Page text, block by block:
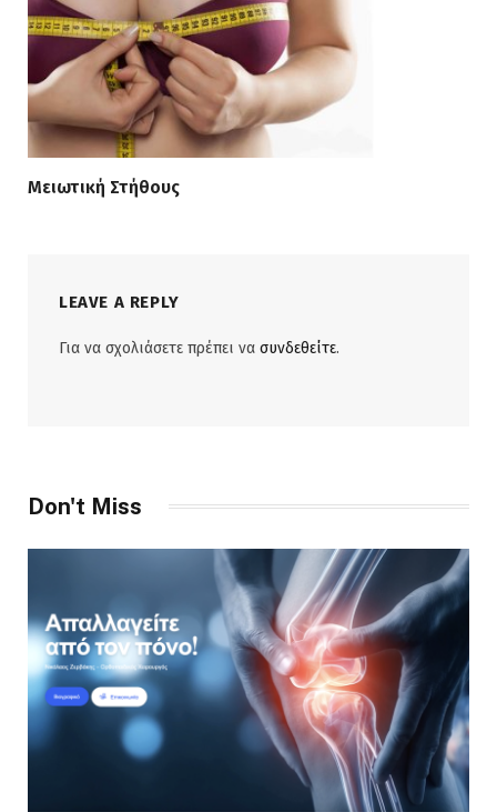
Μειωτική Στήθους
LEAVE A REPLY
Για να σχολιάσετε πρέπει να συνδεθείτε.
Don't Miss